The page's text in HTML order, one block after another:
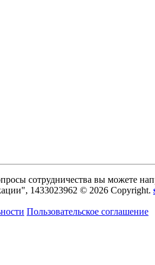
сотрудничества вы можете
1433023962 © 2026 Copyright.
Пользовательское соглашение